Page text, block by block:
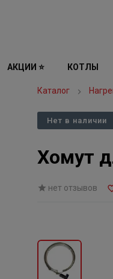
АКЦИИ ⭐ КОТЛЫ
Каталог
Нет в наличии
Хомут
нет отзывов